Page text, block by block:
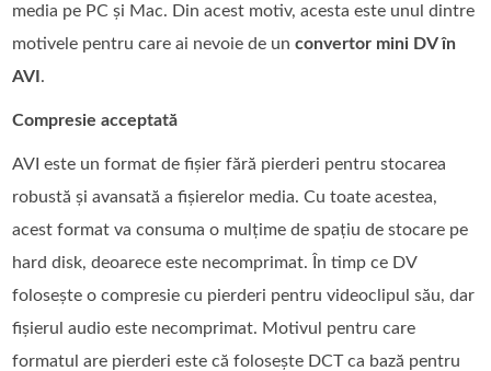
media pe PC și Mac. Din acest motiv, acesta este unul dintre
motivele pentru care ai nevoie de unconvertor mini DV în
AVI .
Compresie acceptată
AVI este un format de fișier fără pierderi pentru stocarea
robustă și avansată a fișierelor media. Cu toate acestea,
acest format va consuma o mulțime de spațiu de stocare pe
hard disk, deoarece este necomprimat. În timp ce DV
folosește o compresie cu pierderi pentru videoclipul său, dar
fișierul audio este necomprimat. Motivul pentru care
formatul are pierderi este că folosește DCT ca bază pentru